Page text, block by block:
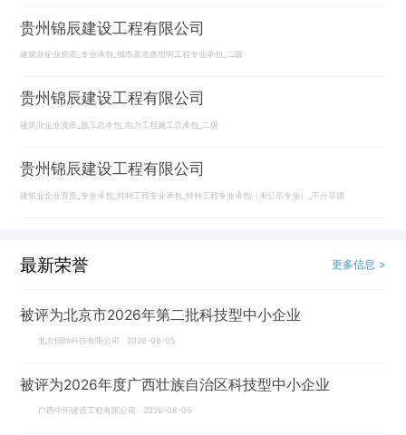
贵州锦辰建设工程有限公司
建筑业企业资质_专业承包_城市及道路照明工程专业承包_二级
贵州锦辰建设工程有限公司
建筑业企业资质_施工总承包_电力工程施工总承包_二级
贵州锦辰建设工程有限公司
建筑业企业资质_专业承包_特种工程专业承包_特种工程专业承包（未公示专业）_不分等级
最新荣誉 更多信息 >
被评为北京市2026年第二批科技型中小企业
北京恒尚科技有限公司 2026-08-05
被评为2026年度广西壮族自治区科技型中小企业
广西中珩建设工程有限公司 2026-08-05